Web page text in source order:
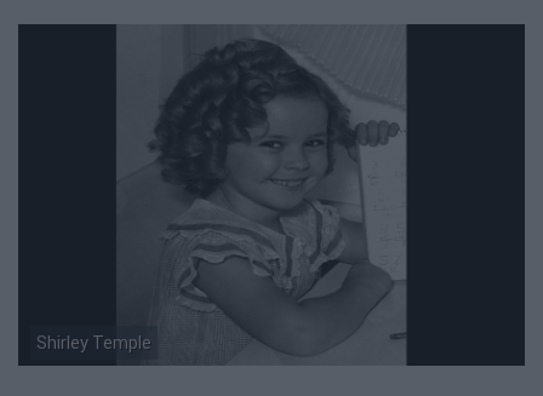
Shirley Temple